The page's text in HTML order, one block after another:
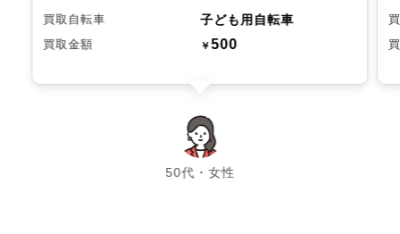
買取自転車 子ども用自転車
買取金額 ￥500
50代・女性
chevron_left chevron_right